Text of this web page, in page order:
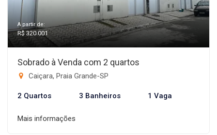
A partir de:
R$ 320.001
Sobrado à Venda com 2 quartos
Caiçara, Praia Grande-SP
2 Quartos 3 Banheiros 1 Vaga
Mais informações